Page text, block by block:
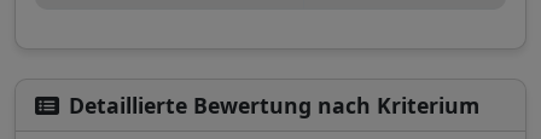
Detaillierte Bewertung nach Kriterium